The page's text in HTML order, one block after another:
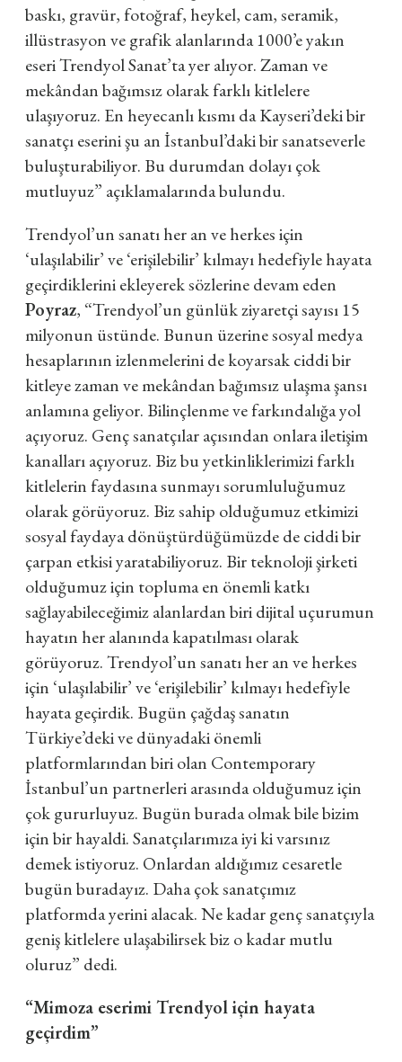
baskı, gravür, fotoğraf, heykel, cam, seramik,
illüstrasyon ve grafik alanlarında 1000’e yakın
eseri Trendyol Sanat’ta yer alıyor. Zaman ve
mekândan bağımsız olarak farklı kitlelere
ulaşıyoruz. En heyecanlı kısmı da Kayseri’deki bir
sanatçı eserini şu an İstanbul’daki bir sanatseverle
buluşturabiliyor. Bu durumdan dolayı çok
mutluyuz” açıklamalarında bulundu.
Trendyol’un sanatı her an ve herkes için
‘ulaşılabilir’ ve ‘erişilebilir’ kılmayı hedefiyle hayata
geçirdiklerini ekleyerek sözlerine devam eden
Poyraz, “Trendyol’un günlük ziyaretçi sayısı 15
milyonun üstünde. Bunun üzerine sosyal medya
hesaplarının izlenmelerini de koyarsak ciddi bir
kitleye zaman ve mekândan bağımsız ulaşma şansı
anlamına geliyor. Bilinçlenme ve farkındalığa yol
açıyoruz. Genç sanatçılar açısından onlara iletişim
kanalları açıyoruz. Biz bu yetkinliklerimizi farklı
kitlelerin faydasına sunmayı sorumluluğumuz
olarak görüyoruz. Biz sahip olduğumuz etkimizi
sosyal faydaya dönüştürdüğümüzde de ciddi bir
çarpan etkisi yaratabiliyoruz. Bir teknoloji şirketi
olduğumuz için topluma en önemli katkı
sağlayabileceğimiz alanlardan biri dijital uçurumun
hayatın her alanında kapatılması olarak
görüyoruz. Trendyol’un sanatı her an ve herkes
için ‘ulaşılabilir’ ve ‘erişilebilir’ kılmayı hedefiyle
hayata geçirdik. Bugün çağdaş sanatın
Türkiye’deki ve dünyadaki önemli
platformlarından biri olan Contemporary
İstanbul’un partnerleri arasında olduğumuz için
çok gururluyuz. Bugün burada olmak bile bizim
için bir hayaldi. Sanatçılarımıza iyi ki varsınız
demek istiyoruz. Onlardan aldığımız cesaretle
bugün buradayız. Daha çok sanatçımız
platformda yerini alacak. Ne kadar genç sanatçıyla
geniş kitlelere ulaşabilirsek biz o kadar mutlu
oluruz” dedi.
“Mimoza eserimi Trendyol için hayata
geçirdim”